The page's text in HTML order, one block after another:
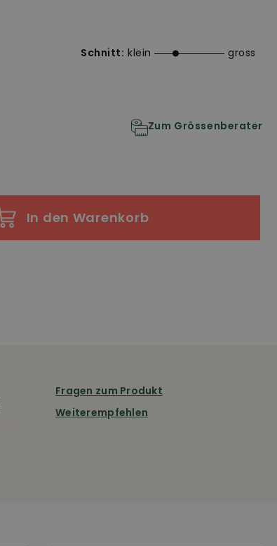
Schnitt: klein gross
Zum Grössenberater
In den Warenkorb
Fragen zum Produkt
Weiterempfehlen